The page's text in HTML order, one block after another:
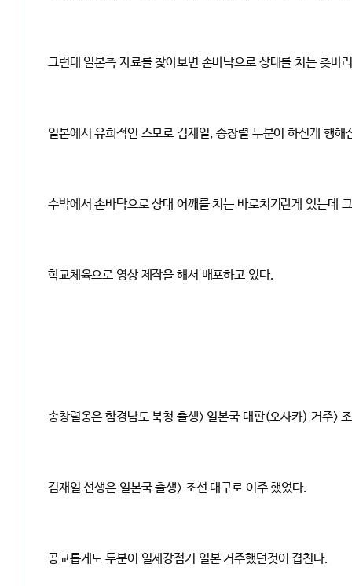
그런데 일본측 자료를 찾아보면 손바닥으로 상대를 치는 츳바
일본에서 유희적인 스모로 김재일, 송창렬 두분이 하신게 행해
수박에서 손바닥으로 상대 어깨를 치는 바로치기란게 있는데
학교체육으로 영상 제작을 해서 배포하고 있다.
송창렬옹은 함경남도 북청 출생> 일본국 대판(오사카) 거주>
김재일 선생은 일본국 출생> 조선 대구로 이주 했었다.
공교롭게도 두분이 일제강점기 일본 거주했던것이 겹친다.